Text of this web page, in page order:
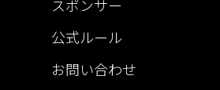
スポンサー
公式ルール
お問い合わせ